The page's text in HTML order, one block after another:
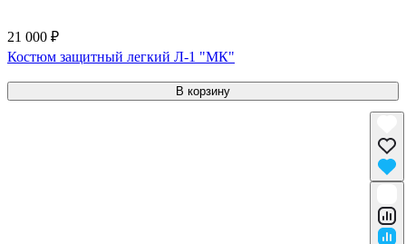
21 000 ₽
Костюм защитный легкий Л-1 "МК"
В корзину